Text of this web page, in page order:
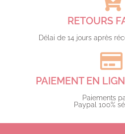
RETOURS
Délai de 14 jours après
PAIEMENT EN
Paiements
Paypal 100%